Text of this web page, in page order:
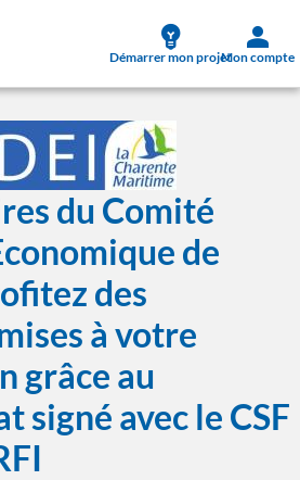
Démarrer mon projetMon compte
du Comité
de
des
à votre
grâce au
signé avec le CSF